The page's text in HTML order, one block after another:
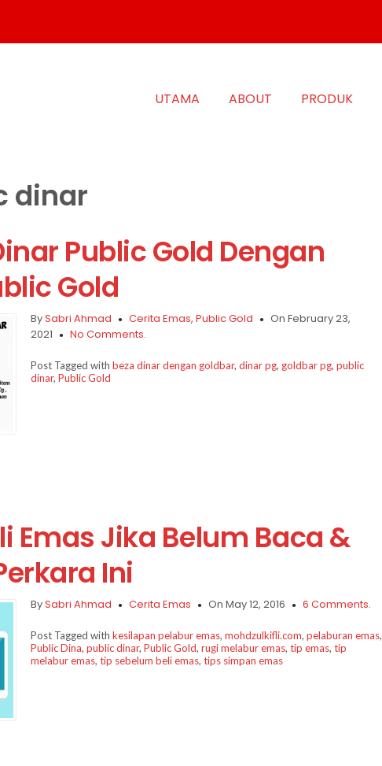
UTAMA ABOUT PRODUK
dinar
Public Gold Dengan
Gold
BySabri Ahmad Cerita Emas,Public Gold
On February 23,
2021
No Comments.
Post Tagged withbeza dinar dengan goldbar,dinar pg, goldbar pg,public
dinar,Public Gold
Emas Jika Belum Baca &
Ini
BySabri Ahmad Cerita Emas On May 12, 2016 6 Comments.
Post Tagged withkesilapan pelabur emas,mohdzulkifli.com,pelaburan emas,
Public Dina,public dinar,Public Gold,rugi melabur emas,tip emas,tip
melabur emas,tip sebelum beli emas,tips simpan emas